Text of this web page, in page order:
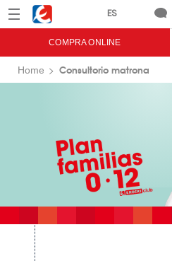
Menú Eroski
COMPRA ONLINE
Home Consultorio matrona